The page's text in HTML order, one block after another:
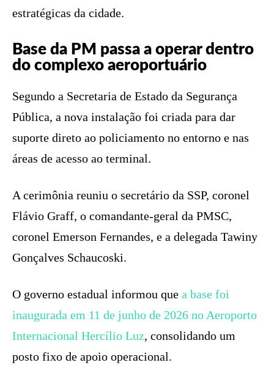
estratégicas da cidade.
Base da PM passa a operar dentro
do complexo aeroportuário
Segundo a Secretaria de Estado da Segurança
Pública, a nova instalação foi criada para dar
suporte direto ao policiamento no entorno e nas
áreas de acesso ao terminal.
A cerimônia reuniu o secretário da SSP, coronel
Flávio Graff, o comandante-geral da PMSC,
coronel Emerson Fernandes, e a delegada Tawiny
Gonçalves Schaucoski.
O governo estadual informou que a base foi
inaugurada em 11 de junho de 2026 no Aeroporto
Internacional Hercílio Luz, consolidando um
posto fixo de apoio operacional.